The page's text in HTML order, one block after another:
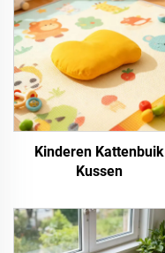
Kinderen Kattenbuik
Kussen